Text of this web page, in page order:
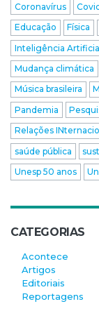
Coronavírus
Educação
Física
Inteligência
Mudança climática
Música brasileira
Pandemia
Relações
saúde pública
Unesp 50 anos
CATEGORIAS
Acontece
Artigos
Editoriais
Reportagens